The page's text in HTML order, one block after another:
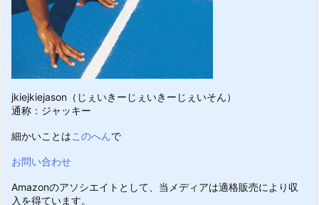
jkiejkiejason（じぇいきーじぇいきーじぇいそん）
通称：ジャッキー
細かいことはこのへんで
お問い合わせ
Amazonのアソシエイトとして、当メディアは適格販売により収
入を得ています。